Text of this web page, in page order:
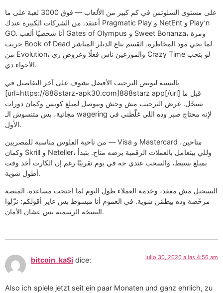
على مستوى السلوتس في كم كبير من الألعاب — فوق 3000 لعبة على ما
أعتقد. من الشركات الكبيرة عندك Pragmatic Play و NetEnt و Play’n
GO. أنا شخصيًا ألعب Gates of Olympus و Sweet Bonanza، ومرة
جربت Book of Dead لما يجي مود المخاطرة. القسم بتاع الديلر المباشر
من Evolution، والموزعين ناس فعلًا وعروض زي Crazy Time لو بتحب
الأجواء دي.
بالنسبة لبونص الترحيب الأفضل يشوف على آخر التفاصيل في
[url=https://888starz-apk30.com]888starz app[/url] قبل ما
تسجّل. عرض الترحيب مش وحش وبيوصل لمبلغ كويس وكمان دورات
مجانية، بس متنسوش الـ wagering لإنه محتاج صبر وده اللي غلّطني في
الأول.
من ناحية الفلوس مناسبة للمصريين — Visa و Mastercard متاحين،
وكمان Skrill و Neteller، وللي بيتعامل بالعملات الرقمية برضه متاح. بتبدأ
بمبلغ بسيط، والسحب عندي جه في يوم تقريبًا رغم إن الكارت أخد وقت
أطول شوية.
التسجيل مش معقد، وخدمة العملاء طول اليوم لما احتجت مساعدة. المنصة
مرخّصة وده بيطمّن شوية. في العموم أنا مبسوط بس عايز أقولكم: نزّلوا
النسخة الرسمية بس عشان الأمان.
bitcoin_kaSi dice: julio 30, 2026 a las 4:56 am
Also ich spiele jetzt seit ein paar Monaten und ganz ehrlich, zu